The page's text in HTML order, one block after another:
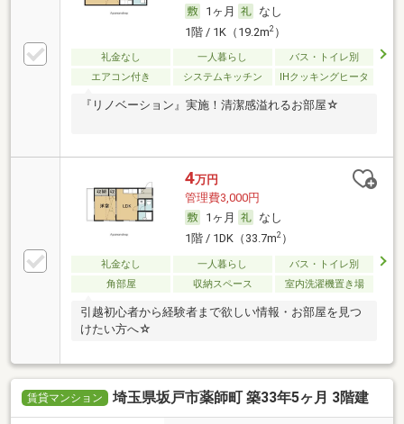
1ヶ月
なし
1階 / 1K（19.2m2）
礼金なし 一人暮らし
バス・トイレ別
エアコン付き
システムキッチン IHクッキングヒータ
『リノベーション』実施！清潔感溢れるお部屋☆
4万円
管理費3,000円
1ヶ月
なし
1階 / 1DK（33.7m2）
礼金なし 一人暮らし
バス・トイレ別
角部屋
収納スペース 室内洗濯機置き場
引越初心者から経験者まで欲しい情報・お部屋を見つ
けたい方へ☆
賃貸マンション 埼玉県坂戸市薬師町 築33年5ヶ月 3階建